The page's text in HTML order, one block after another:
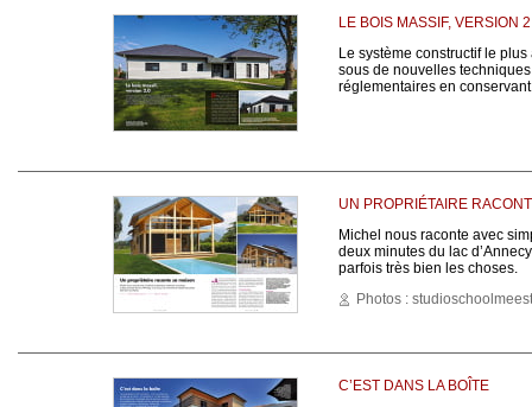
LE BOIS MASSIF, VERSION
Le système constructif le
sous de nouvelles
réglementaires en
UN PROPRIÉTAIRE
Michel nous raconte avec
deux minutes du lac
parfois très bien les choses.
Photos :
C’EST DANS LA BOÎTE